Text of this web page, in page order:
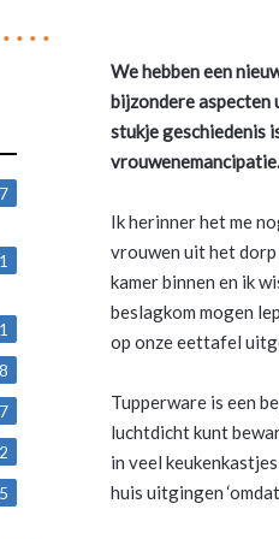
We hebben een
bijzondere aspecten
stukje geschiedenis
vrouwenemancipatie.
Ik herinner het me
vrouwen uit het dorp
kamer binnen en ik
beslagkom mogen
op onze eettafel
Tupperware is een
luchtdicht kunt
in veel
huis uitgingen